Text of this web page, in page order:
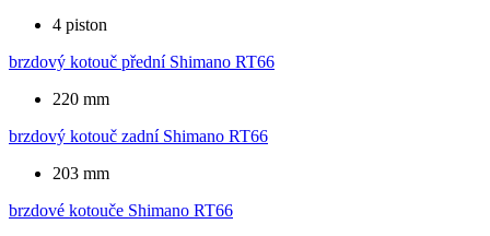
4 piston
brzdový kotouč přední Shimano RT66
220 mm
brzdový kotouč zadní Shimano RT66
203 mm
brzdové kotouče Shimano RT66